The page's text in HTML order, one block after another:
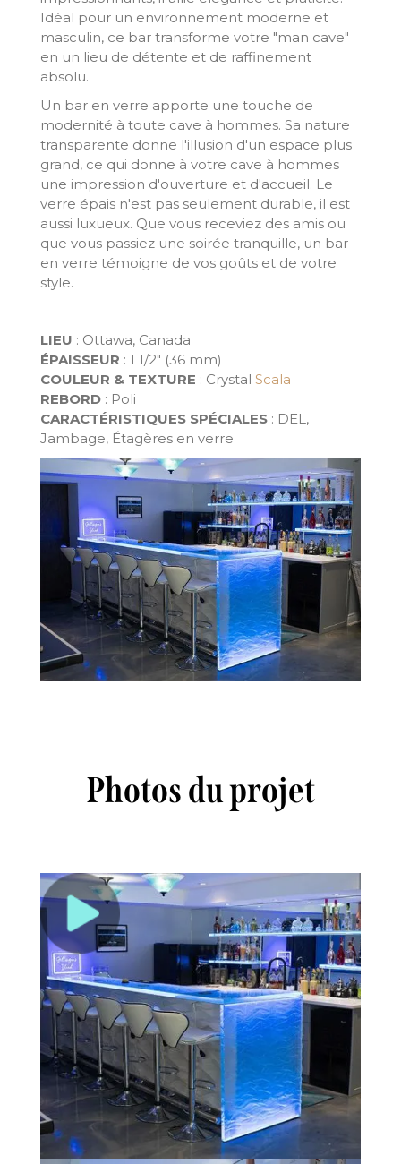
Idéal pour un environnement moderne et
masculin, ce bar transforme votre "man cave"
en un lieu de détente et de raffinement
absolu.
Un bar en verre apporte une touche de
modernité à toute cave à hommes. Sa nature
transparente donne l'illusion d'un espace plus
grand, ce qui donne à votre cave à hommes
une impression d'ouverture et d'accueil. Le
verre épais n'est pas seulement durable, il est
aussi luxueux. Que vous receviez des amis ou
que vous passiez une soirée tranquille, un bar
en verre témoigne de vos goûts et de votre
style.
LIEU : Ottawa, Canada
ÉPAISSEUR : 1 1/2" (36 mm)
COULEUR & TEXTURE : Crystal Scala
REBORD: Poli
CARACTÉRISTIQUES SPÉCIALES: DEL,
Jambage, Étagères en verre
Photos du projet